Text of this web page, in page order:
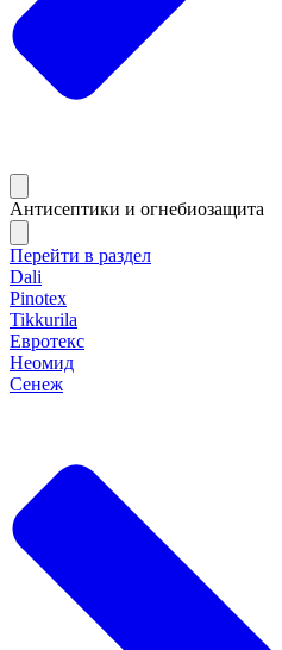
Антисептики и огнебиозащита
Перейти в раздел
Dali
Pinotex
Tikkurila
Евротекс
Неомид
Сенеж